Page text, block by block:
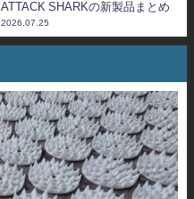
ATTACK SHARKの新製品まとめ
2026.07.25